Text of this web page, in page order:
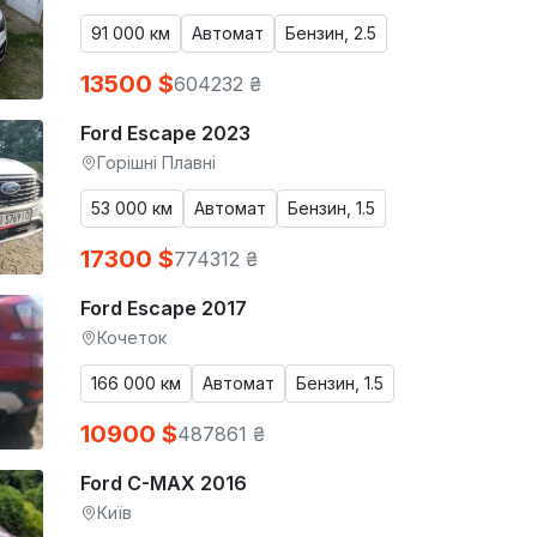
91 000 км Автомат Бензин, 2.5
13500 $604232 ₴
Ford Escape 2023
Горішні Плавні
53 000 км Автомат Бензин, 1.5
17300 $774312 ₴
Ford Escape 2017
Кочеток
166 000 км Автомат Бензин, 1.5
10900 $487861 ₴
Ford C-MAX 2016
Київ